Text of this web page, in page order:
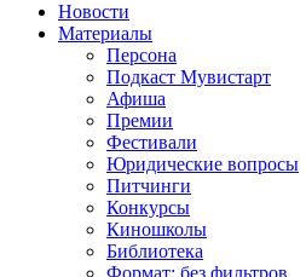
Новости
Материалы
Персона
Подкаст Мувистарт
Афиша
Премии
Фестивали
Юридические вопросы
Питчинги
Конкурсы
Киношколы
Библиотека
Формат: без фильтров